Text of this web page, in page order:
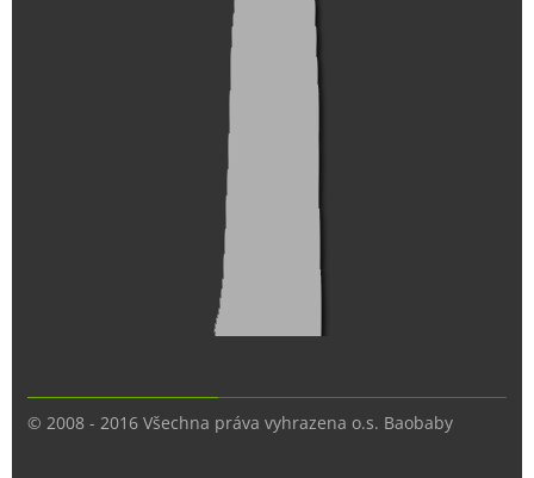
© 2008 - 2016 Všechna práva vyhrazena o.s. Baobaby